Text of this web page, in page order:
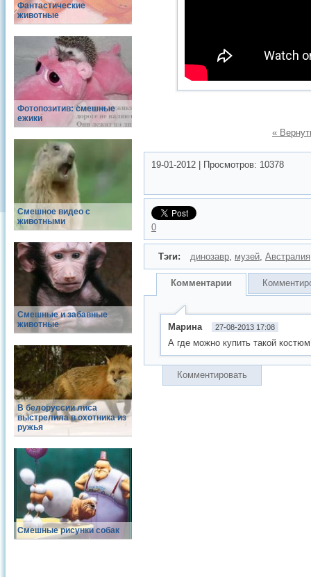
Фантастические
животные
Фотопозитив: смешные
ежики
Смешное видео с
животными
Смешные и забавные
животные
В белоруссии лиса
выстрелила в охотника из
ружья
Смешные рисунки собак
«
19-01-2012 Просмотров: 10378
0
Тэги: динозавр, музей, Австралия
Комментарии
Марина 27-08-2013 17:08
А где можно купить такой
Комментировать